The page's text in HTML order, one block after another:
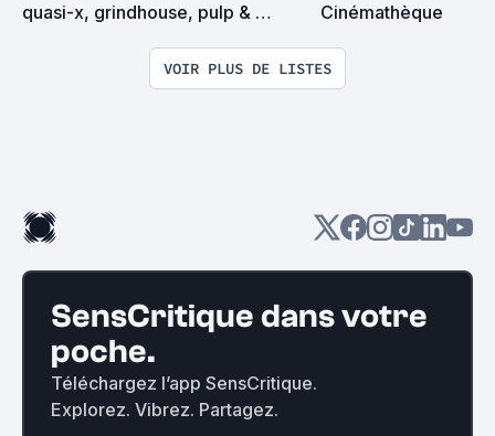
quasi-x, grindhouse, pulp &
Cinémathèque
VOIR PLUS DE LISTES
SensCritique dans votre
poche.
Téléchargez l’app SensCritique.
Explorez. Vibrez. Partagez.